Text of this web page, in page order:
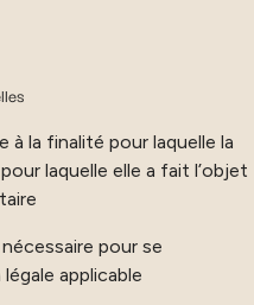
à la finalité pour laquelle la
laquelle elle a fait l’objet
pour se
applicable